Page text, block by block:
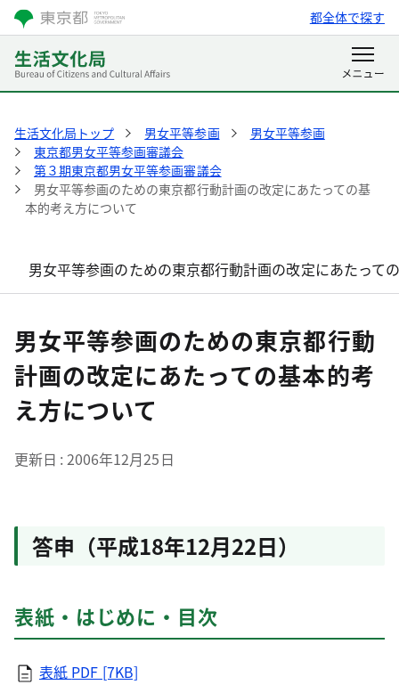
都全体で探す
生活文化局トップ 男女平等参画
男女平等参画
東京都男女平等参画審議会
第３期東京都男女平等参画審議会
男女平等参画のための東京都行動計画の改定にあたっての基
本的考え方について
男女平等参画のための東京都行動計画の改定にあたって
男女平等参画のための東京都行動
計画の改定にあたっての基本的考
え方について
更新日 2006年12月25日
答申（平成18年12月22日）
表紙・はじめに・目次
表紙 PDF [7KB]